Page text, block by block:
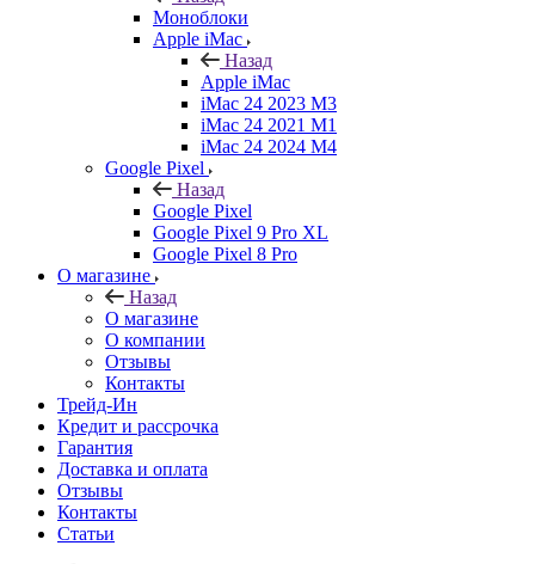
Моноблоки
Apple iMac
Назад
Apple iMac
iMac 24 2023 M3
iMac 24 2021 M1
iMac 24 2024 M4
Google Pixel
Назад
Google Pixel
Google Pixel 9 Pro XL
Google Pixel 8 Pro
О магазине
Назад
О магазине
О компании
Отзывы
Контакты
Трейд-Ин
Кредит и рассрочка
Гарантия
Доставка и оплата
Отзывы
Контакты
Статьи